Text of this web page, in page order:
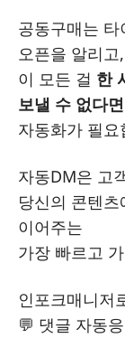
공동구매는
오픈을 알리
이 모든 걸 한
보낼 수 없다면
자동화가 필요
자동DM은 고
당신의 콘텐
이어주는
가장 빠르고
인포크매니저
💬 댓글 자동